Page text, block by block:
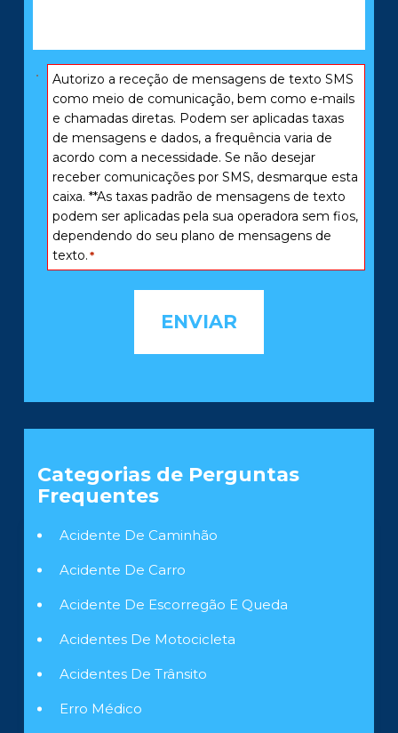
Consentimento
Autorizo ​​a receção de mensagens de texto SMS
como meio de comunicação, bem como e-mails
e chamadas diretas. Podem ser aplicadas taxas
de mensagens e dados, a frequência varia de
acordo com a necessidade. Se não desejar
receber comunicações por SMS, desmarque esta
caixa. **As taxas padrão de mensagens de texto
podem ser aplicadas pela sua operadora sem fios,
dependendo do seu plano de mensagens de
texto.*
Categorias de Perguntas
Frequentes
Acidente De Caminhão
Acidente De Carro
Acidente De Escorregão E Queda
Acidentes De Motocicleta
Acidentes De Trânsito
Erro Médico